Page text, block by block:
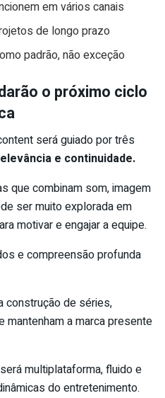
em vários canais
de longo prazo
padrão, não exceção
o próximo ciclo
será guiado por três
e continuidade.
que combinam som, imagem
ser muito explorada em
motivar e engajar a equipe.
e compreensão profunda
construção de séries,
a marca presente
multiplataforma, fluido e
do entretenimento.